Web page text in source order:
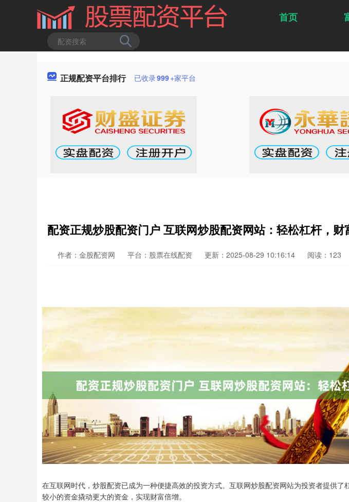
首页
正规配资平台排行 已收录999+家平台
配资正规炒股配资门户 互联网炒股配资网站：轻松杠杆，财
作者：金股配资网 平台：股票在线配资 更新：2025-08-29 10:16:14 阅读：123
在互联网时代，炒股配资已成为一种便捷高效的投资方式。互联网炒股配资网站为投资者提供了
较小的资金撬动更大的资金，实现财富倍增。